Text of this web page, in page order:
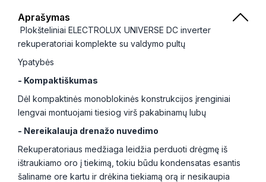
Aprašymas
Plokšteliniai ELECTROLUX UNIVERSE DC inverter
rekuperatoriai komplekte su valdymo pultų
Ypatybės
- Kompaktiškumas
Dėl kompaktinės monoblokinės konstrukcijos įrenginiai
lengvai montuojami tiesiog virš pakabinamų lubų
- Nereikalauja drenažo nuvedimo
Rekuperatoriaus medžiaga leidžia perduoti drėgmę iš
ištraukiamo oro į tiekimą, tokiu būdu kondensatas esantis
šaliname ore kartu ir drėkina tiekiamą orą ir nesikaupia